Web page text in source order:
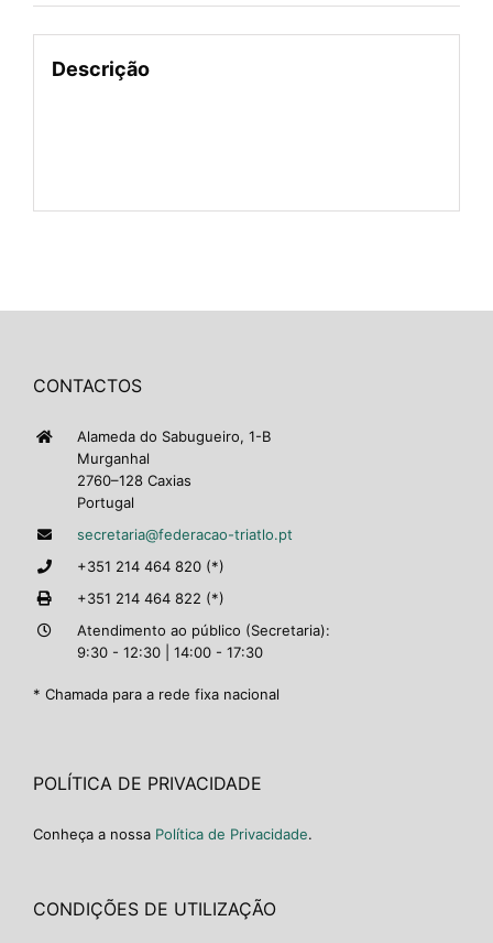
Descrição
CONTACTOS
Alameda do Sabugueiro, 1-B
Murganhal
2760–128 Caxias
Portugal
secretaria@federacao-triatlo.pt
+351 214 464 820 (*)
+351 214 464 822 (*)
Atendimento ao público (Secretaria):
9:30 - 12:30 | 14:00 - 17:30
* Chamada para a rede fixa nacional
POLÍTICA DE PRIVACIDADE
Conheça a nossa Política de Privacidade.
CONDIÇÕES DE UTILIZAÇÃO